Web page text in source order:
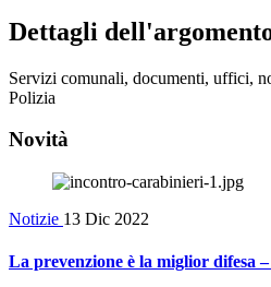
Dettagli
Servizi comunali, documenti, uffici,
Polizia
Novità
Notizie 13 Dic 2022
La prevenzione è la miglior difesa